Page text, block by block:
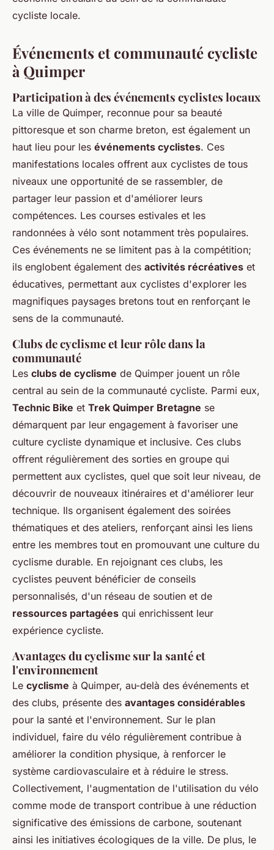
cycliste locale.
Événements et communauté cycliste
à Quimper
Participation à des événements cyclistes locaux
La ville de Quimper, reconnue pour sa beauté
pittoresque et son charme breton, est également un
haut lieu pour les événements cyclistes. Ces
manifestations locales offrent aux cyclistes de tous
niveaux une opportunité de se rassembler, de
partager leur passion et d'améliorer leurs
compétences. Les courses estivales et les
randonnées à vélo sont notamment très populaires.
Ces événements ne se limitent pas à la compétition;
ils englobent également des activités récréatives et
éducatives, permettant aux cyclistes d'explorer les
magnifiques paysages bretons tout en renforçant le
sens de la communauté.
Clubs de cyclisme et leur rôle dans la
communauté
Les clubs de cyclisme de Quimper jouent un rôle
central au sein de la communauté cycliste. Parmi eux,
Technic Bike et Trek Quimper Bretagne se
démarquent par leur engagement à favoriser une
culture cycliste dynamique et inclusive. Ces clubs
offrent régulièrement des sorties en groupe qui
permettent aux cyclistes, quel que soit leur niveau, de
découvrir de nouveaux itinéraires et d'améliorer leur
technique. Ils organisent également des soirées
thématiques et des ateliers, renforçant ainsi les liens
entre les membres tout en promouvant une culture du
cyclisme durable. En rejoignant ces clubs, les
cyclistes peuvent bénéficier de conseils
personnalisés, d'un réseau de soutien et de
ressources partagées qui enrichissent leur
expérience cycliste.
Avantages du cyclisme sur la santé et
l'environnement
Le cyclisme à Quimper, au-delà des événements et
des clubs, présente des avantages considérables
pour la santé et l'environnement. Sur le plan
individuel, faire du vélo régulièrement contribue à
améliorer la condition physique, à renforcer le
système cardiovasculaire et à réduire le stress.
Collectivement, l'augmentation de l'utilisation du vélo
comme mode de transport contribue à une réduction
significative des émissions de carbone, soutenant
ainsi les initiatives écologiques de la ville. De plus, le